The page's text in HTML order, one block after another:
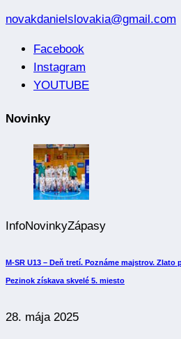
novakdanielslovakia@gmail.com
Facebook
Instagram
YOUTUBE
Novinky
InfoNovinkyZápasy
M-SR U13 – Deň tretí. Poznáme majstrov.
Pezinok získava skvelé 5. miesto
28. mája 2025